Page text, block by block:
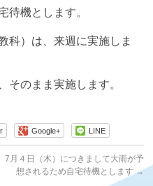
待機とします。
科）は、来週に実施しま
そのまま実施します。
Google+ LINE
7月４日（木）につきまして大雨が予
想されるため自宅待機とします→